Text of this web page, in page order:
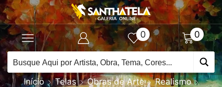
0 0
Início Telas Obras de Arte
Realismo